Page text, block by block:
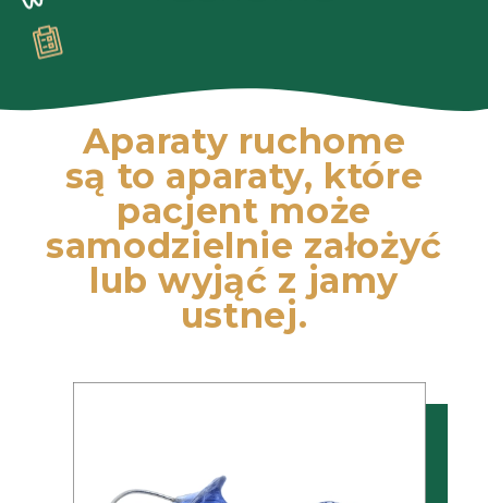
Aparaty ruchome
są to aparaty, które
pacjent może
samodzielnie założyć
lub wyjąć z jamy
ustnej.